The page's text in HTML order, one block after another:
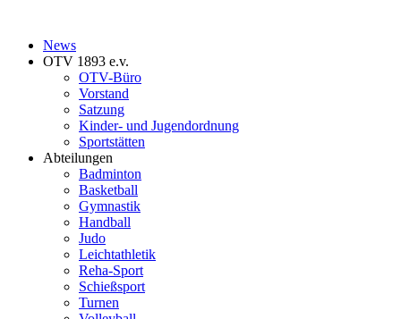
News
OTV 1893 e.v.
OTV-Büro
Vorstand
Satzung
Kinder- und Jugendordnung
Sportstätten
Abteilungen
Badminton
Basketball
Gymnastik
Handball
Judo
Leichtathletik
Reha-Sport
Schießsport
Turnen